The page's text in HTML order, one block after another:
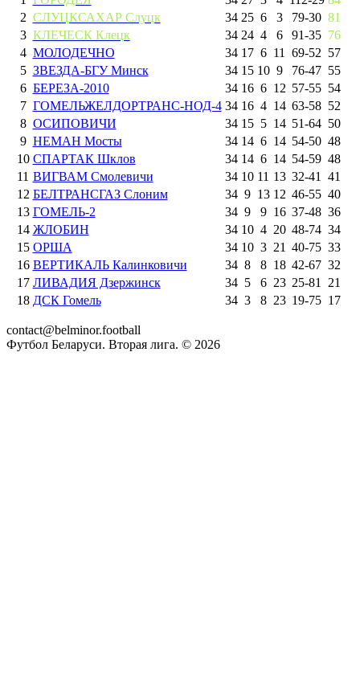
2 СЛУЦКСАХАР Слуцк 34 25 6 3 79-30 81
3 КЛЕЧЕСК Клецк 34 24 4 6 91-35 76
4 МОЛОДЕЧНО 34 17 6 11 69-52 57
5 ЗВЕЗДА-БГУ Минск 34 15 10 9 76-47 55
6 БЕРЕЗА-2010 34 16 6 12 57-55 54
7 ГОМЕЛЬЖЕЛДОРТРАНС-НОД-4 34 16 4 14 63-58 52
8 ОСИПОВИЧИ 34 15 5 14 51-64 50
9 НЕМАН Мосты 34 14 6 14 54-50 48
10 СПАРТАК Шклов 34 14 6 14 54-59 48
11 ВИГВАМ Смолевичи 34 10 11 13 32-41
41
12 БЕЛТРАНСГАЗ Слоним 34 9 13 12 46-55 40
13 ГОМЕЛЬ-2 34 9 9 16 37-48 36
14 ЖЛОБИН 34 10 4 20 48-74 34
15 ОРША 34 10 3 21 40-75 33
16 ВЕРТИКАЛЬ Калинковичи 34 8 8 18 42-67 32
17 ЛИВАДИЯ Дзержинск 34 5 6 23 25-81
21
18 ДСК Гомель 34 3 8 23 19-75 17
contact@belminor.football
Футбол Беларуси. Вторая лига. © 2026